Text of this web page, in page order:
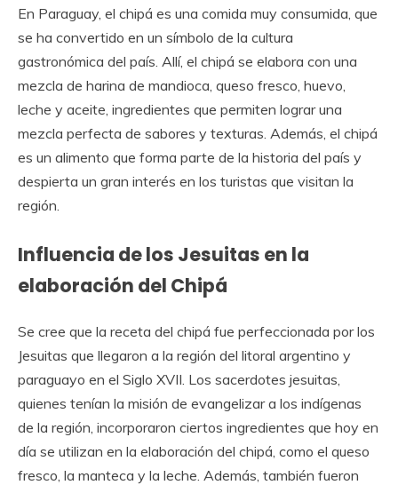
En Paraguay, el chipá es una comida muy consumida, que
se ha convertido en un símbolo de la cultura
gastronómica del país. Allí, el chipá se elabora con una
mezcla de harina de mandioca, queso fresco, huevo,
leche y aceite, ingredientes que permiten lograr una
mezcla perfecta de sabores y texturas. Además, el chipá
es un alimento que forma parte de la historia del país y
despierta un gran interés en los turistas que visitan la
región.
Influencia de los Jesuitas en la
elaboración del Chipá
Se cree que la receta del chipá fue perfeccionada por los
Jesuitas que llegaron a la región del litoral argentino y
paraguayo en el Siglo XVII. Los sacerdotes jesuitas,
quienes tenían la misión de evangelizar a los indígenas
de la región, incorporaron ciertos ingredientes que hoy en
día se utilizan en la elaboración del chipá, como el queso
fresco, la manteca y la leche. Además, también fueron